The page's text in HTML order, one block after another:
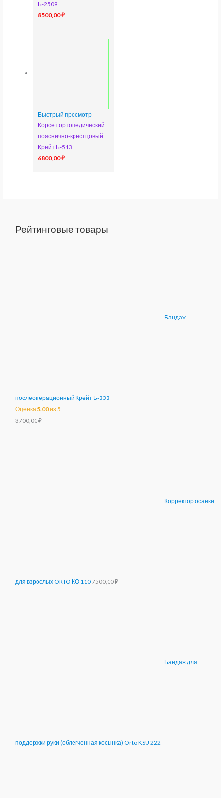
Б-2509
8500,00₽
Быстрый просмотр
Корсет ортопедический
пояснично-крестцовый
Крейт Б-513
6800,00₽
Рейтинговые товары
Бандаж
послеоперационный Крейт Б-333
Оценка 5.00из 5
3700,00₽
Корректор осанки
для взрослых ORTO КО 1107500,00₽
Бандаж для
поддержки руки (облегченная косынка) Orto KSU 222